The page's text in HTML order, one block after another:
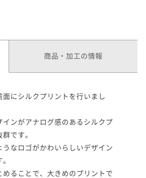
商品・加工の情報
面にシルクプリントを行いまし
インがアナログ感のあるシルクプ
です。
うなロゴがかわいらしいデザイン
めることで、大きめのプリントで